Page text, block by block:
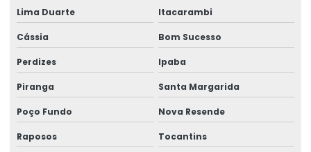
Lima Duarte Itacarambi
Cássia Bom Sucesso
Perdizes Ipaba
Piranga Santa Margarida
Poço Fundo Nova Resende
Raposos Tocantins